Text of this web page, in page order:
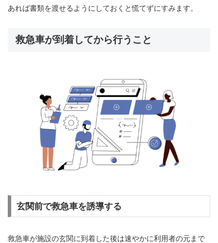
あれば書類を渡せるようにしておくと慌てずにすみます。
救急車が到着してから行うこと
玄関前で救急車を誘導する
救急車が施設の玄関に到着した後は速やかに利用者の元まで